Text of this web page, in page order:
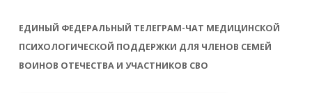
ЕДИНЫЙ ФЕДЕРАЛЬНЫЙ ТЕЛЕГРАМ-ЧАТ МЕДИЦИНСКОЙ
ПСИХОЛОГИЧЕСКОЙ ПОДДЕРЖКИ ДЛЯ ЧЛЕНОВ СЕМЕЙ
ВОИНОВ ОТЕЧЕСТВА И УЧАСТНИКОВ СВО